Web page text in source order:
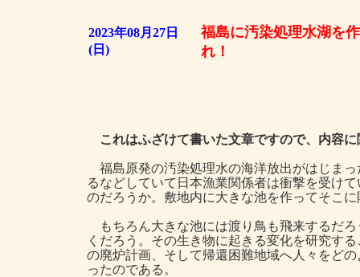
2023年08月27日
(日)
福島に汚染処理水湖を作
れ！
これはふざけて書いた文章ですので、内容
福島原発の汚染処理水の海洋放出がはじま
るなどしていて日本漁業関係者は衝撃を受け
のだろうか。敷地内に大きな池を作ってそこ
もちろん大きな池には渡り鳥も飛来するだ
くだろう。その生き物に起きる変化を研究す
の廃炉計画、そして帰還困難地域へ人々をど
ったのである。